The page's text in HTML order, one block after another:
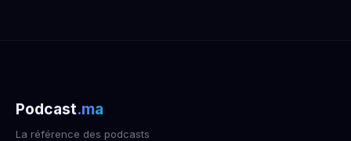
Podcast.ma
La référence des podcasts